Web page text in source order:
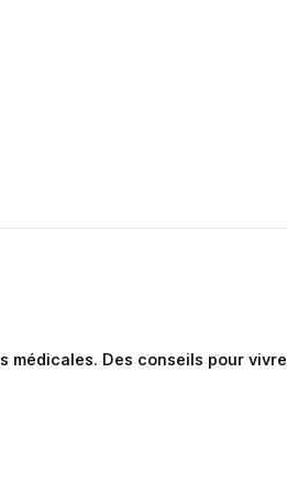
Des conseils pour vivre